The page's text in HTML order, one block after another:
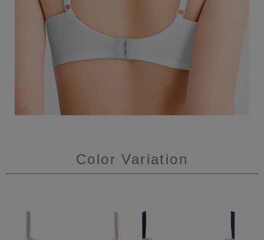
Color Variation